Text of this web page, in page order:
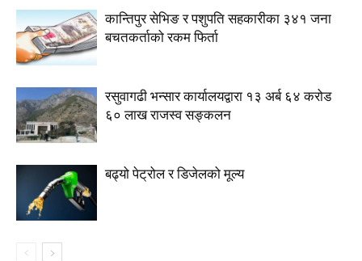
कान्तिपुर सेभिङ र पशुपति सहकारीका ३४१ जना
बचतकर्ताको रकम फिर्ता
रसुवागढी भन्सार कार्यालयद्वारा १३ अर्ब ६४ करोड
६० लाख राजस्व सङ्कलन
बढ्यो पेट्रोल र डिजेलको मूल्य